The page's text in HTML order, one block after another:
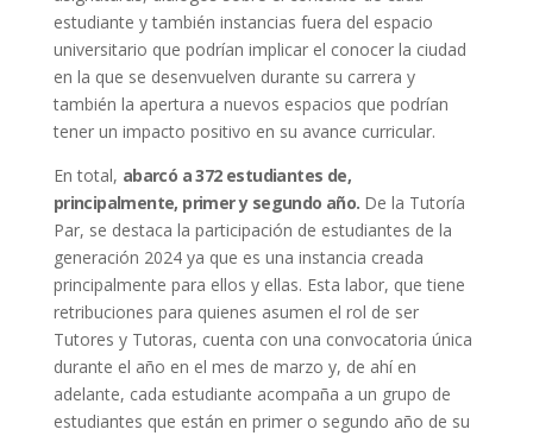
estudiante y también instancias fuera del espacio
universitario que podrían implicar el conocer la ciudad
en la que se desenvuelven durante su carrera y
también la apertura a nuevos espacios que podrían
tener un impacto positivo en su avance curricular.
En total, abarcó a 372 estudiantes de,
principalmente, primer y segundo año. De la Tutoría
Par, se destaca la participación de estudiantes de la
generación 2024 ya que es una instancia creada
principalmente para ellos y ellas. Esta labor, que tiene
retribuciones para quienes asumen el rol de ser
Tutores y Tutoras, cuenta con una convocatoria única
durante el año en el mes de marzo y, de ahí en
adelante, cada estudiante acompaña a un grupo de
estudiantes que están en primer o segundo año de su